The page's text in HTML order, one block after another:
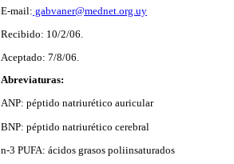
E-mail: gabvaner@mednet.org.uy
Recibido: 10/2/06.
Aceptado: 7/8/06.
Abreviaturas:
ANP: péptido natriurético auricular
BNP: péptido natriurético cerebral
n-3 PUFA: ácidos grasos poliinsaturados